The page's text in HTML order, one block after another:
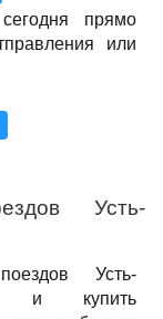
прямо
или
Усть-
Усть-
и купить